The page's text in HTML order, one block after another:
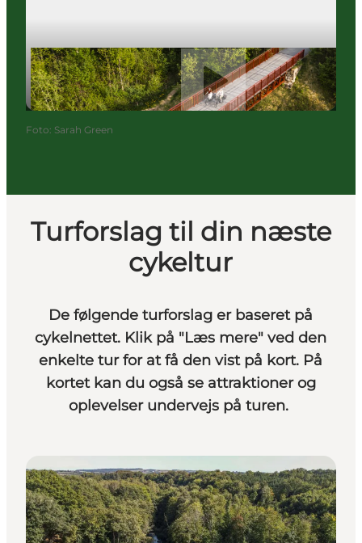
Afspil video
Video om cykelnettet
Foto: Sarah Green
Turforslag til din næste
cykeltur
De følgende turforslag er baseret på
cykelnettet. Klik på "Læs mere" ved den
enkelte tur for at få den vist på kort. På
kortet kan du også se attraktioner og
oplevelser undervejs på turen.